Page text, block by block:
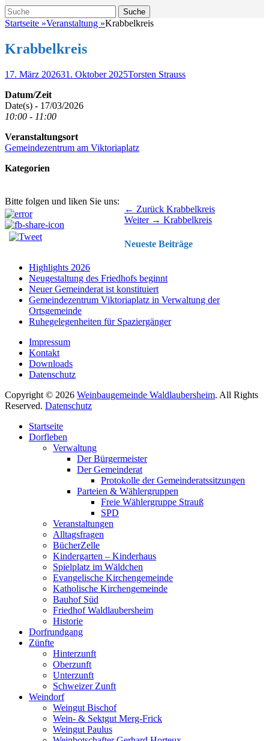
Suche
Suche
nach:
Startseite »Veranstaltung »Krabbelkreis
Krabbelkreis
Veröffentlicht
17. März 202631. Oktober 2025Autor
Torsten Strauss
Datum/Zeit
Date(s) - 17/03/2026
10:00 - 11:00
Veranstaltungsort
Gemeindezentrum am Viktoriaplatz
Kategorien
Bitte folgen und liken Sie uns:
Beitragsnavigation ← Zurück Vorhergehender
Beitrag:
Krabbelkreis
Weiter → Nächster
Krabbelkreis
Neueste Beiträge
Highlights 2026
Neugestaltung des Friedhofs beginnt
Neuer Gemeinderat ist konstituiert
Gemeindezentrum Viktoriaplatz in Verwaltung der
Ortsgemeinde
Ruhegelegenheiten für Spaziergänger
Impressum
Kontakt
Downloads
Datenschutz
Copyright © 2026 Weinbaugemeinde Waldlaubersheim. All Rights
Reserved. Datenschutz
oben
scrollen
Startseite
Dorfleben
Verwaltung
Der Bürgermeister
Der Gemeinderat
Protokolle der Gemeinderatssitzungen
Parteien & Wählergruppen
Freie Wählergruppe Strauß
SPD
Veranstaltungen
Alltagsfragen
BücherZelle
Kindergarten – Kinderhaus
Spielplatz im Wäldchen
Evangelische Kirchengemeinde
Katholische Kirchengemeinde
Bauhof Süd
Friedhof Waldlaubersheim
Historie
Dorfrundgang
Zünfte
Hinterzunft
Oberzunft
Unterzunft
Schweizer Zunft
Weindorf
Weingut Bischof
Wein- & Sektgut Merg-Frick
Weingut Paulus